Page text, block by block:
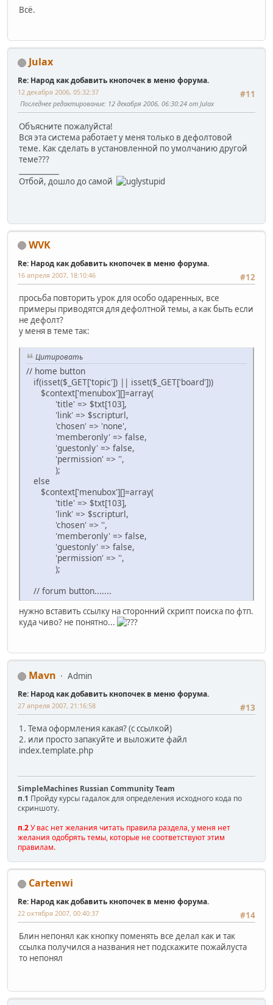
Всё.
Julax
Re: Народ как добавить кнопочек в меню форума.
#11
12 декабря 2006, 05:32:37
Последнее редактирование: 12 декабря 2006, 06:30:24 от Julax
Объясните пожалуйста!
Вся эта система работает у меня только в дефолтовой
теме. Как сделать в установленной по умолчанию другой
теме???
Отбой, дошло до самой
WVK
Re: Народ как добавить кнопочек в меню форума.
#12
16 апреля 2007, 18:10:46
просьба повторить урок для особо одаренных, все
примеры приводятся для дефолтной темы, а как быть если
не дефолт?
у меня в теме так:
Цитировать
// home button
if(isset($_GET['topic']) || isset($_GET['board']))
$context['menubox'][]=array(
'title' => $txt[103],
'link' => $scripturl,
'chosen' => 'none',
'memberonly' => false,
'guestonly' => false,
'permission' => '',
);
else
$context['menubox'][]=array(
'title' => $txt[103],
'link' => $scripturl,
'chosen' => '',
'memberonly' => false,
'guestonly' => false,
'permission' => '',
);
// forum button.......
нужно вставить ссылку на сторонний скрипт поиска по фтп.
куда чиво? не понятно...
Mavn Admin
Re: Народ как добавить кнопочек в меню форума.
#13
27 апреля 2007, 21:16:58
1. Тема оформления какая? (с ссылкой)
2. или просто запакуйте и выложите файл
index.template.php
SimpleMachines Russian Community Team
п.1 Пройду курсы гадалок для определения исходного кода по
скриншоту.
п.2У вас нет желания читать правила раздела, у меня нет
желания одобрять темы, которые не соответствуют этим
правилам.
Cartenwi
Re: Народ как добавить кнопочек в меню форума.
#14
22 октября 2007, 00:40:37
Блин непонял как кнопку поменять все делал как и так
ссылка получился а названия нет подскажите пожайлуста
то непонял